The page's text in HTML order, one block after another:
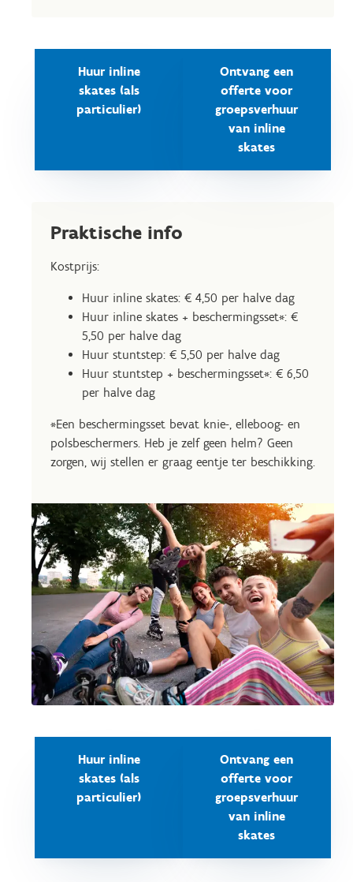
Huur inline
skates (als
particulier)
Ontvang een
offerte voor
groepsverhuur
van inline
skates
Praktische info
Kostprijs:
Huur inline skates: € 4,50 per halve dag
Huur inline skates + beschermingsset*: €
5,50 per halve dag
Huur stuntstep: € 5,50 per halve dag
Huur stuntstep + beschermingsset*: € 6,50
per halve dag
*Een beschermingsset bevat knie-, elleboog- en
polsbeschermers. Heb je zelf geen helm? Geen
zorgen, wij stellen er graag eentje ter beschikking.
Huur inline
skates (als
particulier)
Ontvang een
offerte voor
groepsverhuur
van inline
skates